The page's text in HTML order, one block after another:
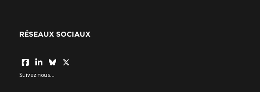
RÉSEAUX SOCIAUX
Suivez nous...